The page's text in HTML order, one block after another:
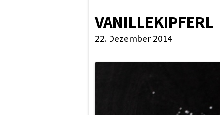
VANILLEKIPFERL
22. Dezember 2014